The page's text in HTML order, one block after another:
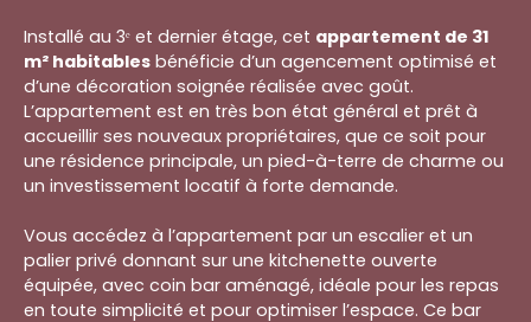
Installé au 3ᵉ et dernier étage, cet appartement de 31
m² habitables bénéficie d’un agencement optimisé et
d’une décoration soignée réalisée avec goût.
L’appartement est en très bon état général et prêt à
accueillir ses nouveaux propriétaires, que ce soit pour
une résidence principale, un pied-à-terre de charme ou
un investissement locatif à forte demande.
Vous accédez à l’appartement par un escalier et un
palier privé donnant sur une kitchenette ouverte
équipée, avec coin bar aménagé, idéale pour les repas
en toute simplicité et pour optimiser l’espace. Ce bar